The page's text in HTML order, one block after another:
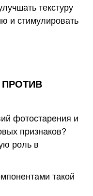
текстуру
и стимулировать
фотостарения и
признаков?
роль в
такой